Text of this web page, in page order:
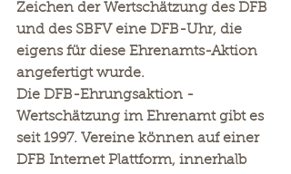
Zeichen der Wertschätzung des DFB
und des SBFV eine DFB-Uhr, die
eigens für diese Ehrenamts-Aktion
angefertigt wurde.
Die DFB-Ehrungsaktion -
Wertschätzung im Ehrenamt gibt es
seit 1997. Vereine können auf einer
DFB Internet Plattform, innerhalb